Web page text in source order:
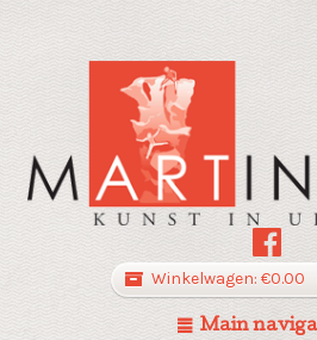
Winkelwagen: €0.00
Main